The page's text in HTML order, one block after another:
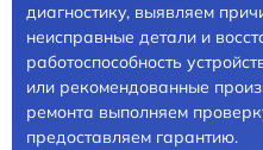
диагностику, выявляем
неисправные детали и
работоспособность
или рекомендованные
ремонта выполняем
предоставляем гарантию.